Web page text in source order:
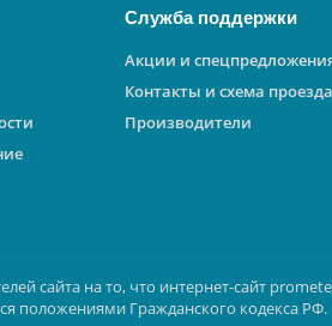
Служба поддержки
Акции и
Контакты и схема проезда
Производители
сайта на то, что интернет-сайт
положениями Гражданского кодекса РФ.